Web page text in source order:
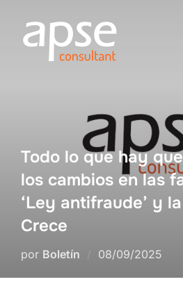
contenido
Todo lo que hay
los cambios en las
‘Ley antifraude’ y
Crece
por Boletín
Publicado
08/09/2025